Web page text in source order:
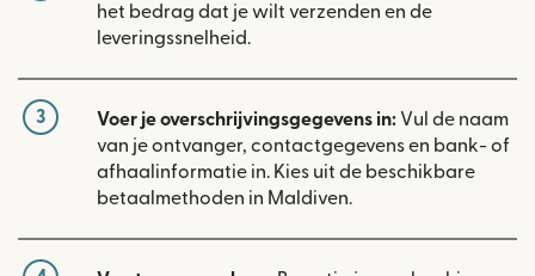
het bedrag dat je wilt verzenden en de
leveringssnelheid.
3 Voer je overschrijvingsgegevens in: Vul de naam
van je ontvanger, contactgegevens en bank- of
afhaalinformatie in. Kies uit de beschikbare
betaalmethoden in Maldiven.